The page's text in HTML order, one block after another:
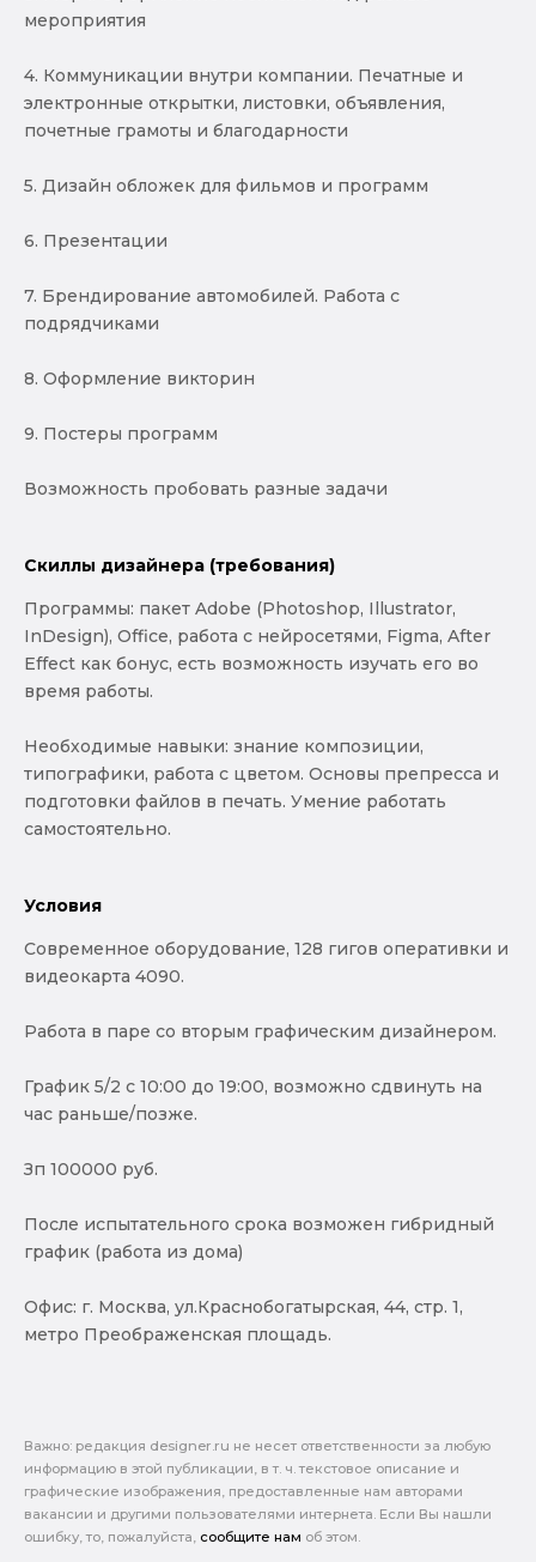
мероприятия
4. Коммуникации внутри компании. Печатные и
электронные открытки, листовки, объявления,
почетные грамоты и благодарности
5. Дизайн обложек для фильмов и программ
6. Презентации
7. Брендирование автомобилей. Работа с
подрядчиками
8. Оформление викторин
9. Постеры программ
Возможность пробовать разные задачи
Скиллы дизайнера (требования)
Программы: пакет Adobe (Photoshop, Illustrator,
InDesign), Office, работа с нейросетями, Figma, After
Effect как бонус, есть возможность изучать его во
время работы.
Необходимые навыки: знание композиции,
типографики, работа с цветом. Основы препресса и
подготовки файлов в печать. Умение работать
самостоятельно.
Условия
Современное оборудование, 128 гигов оперативки и
видеокарта 4090.
Работа в паре со вторым графическим дизайнером.
График 5/2 c 10:00 до 19:00, возможно сдвинуть на
час раньше/позже.
Зп 100000 руб.
После испытательного срока возможен гибридный
график (работа из дома)
Офис: г. Москва, ул.Краснобогатырская, 44, стр. 1,
метро Преображенская площадь.
Важно: pедакция designer.ru не несет ответственности за любую
информацию в этой публикации, в т. ч. текстовое описание и
графические изображения, предоставленные нам авторами
вакансии и другими пользователями интернета. Если Вы нашли
ошибку, то, пожалуйста, сообщите нам об этом.